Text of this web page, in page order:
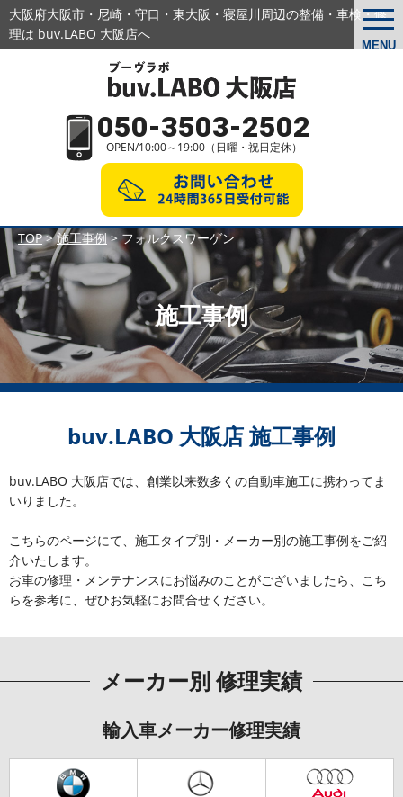
MENU
大阪府大阪市・尼崎・守口・東大阪・寝屋川周辺の整備・車検・修
理は buv.LABO 大阪店へ
050-3503-2502
OPEN/10:00～19:00（日曜・祝日定休）
TOP>施工事例>フォルクスワーゲン
施工事例
buv.LABO 大阪店 施工事例
buv.LABO 大阪店では、創業以来数多くの自動車施工に携わってま
いりました。
こちらのページにて、施工タイプ別・メーカー別の施工事例をご紹
介いたします。
お車の修理・メンテナンスにお悩みのことがございましたら、こち
らを参考に、ぜひお気軽にお問合せください。
メーカー別 修理実績
輸入車メーカー修理実績